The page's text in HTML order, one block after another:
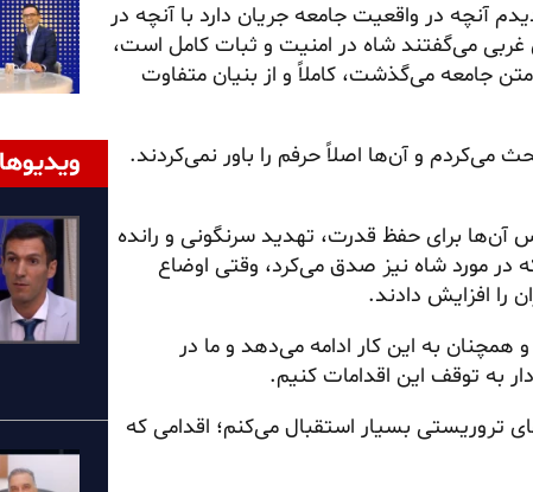
آنچه در واقعیت جامعه جریان دارد با آنچه در
می‌گفتند شاه در امنیت و ثبات کامل است،
جامعه می‌گذشت، کاملاً و از بنیان متفاوت
می‌کردم و آن‌ها اصلاً حرفم را باور نمی‌کردند.
آن‌ها برای حفظ قدرت، تهدید سرنگونی و رانده
مورد شاه نیز صدق می‌کرد، وقتی اوضاع
را افزایش دادند.
و همچنان به این کار ادامه می‌دهد و ما در
به توقف این اقدامات کنیم.
تروریستی بسیار استقبال می‌کنم؛ اقدامی که